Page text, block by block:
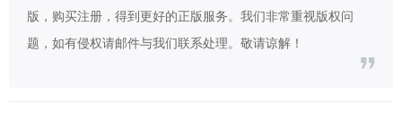
版，购买注册，得到更好的正版服务。我们非常重视版权问
题，如有侵权请邮件与我们联系处理。敬请谅解！